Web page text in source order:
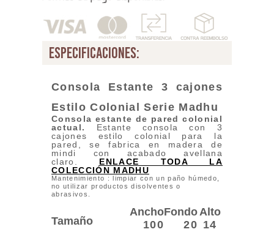
especificaciones:
Consola Estante 3 cajones
Estilo ColonialSerie Madhu
Consola estante de paredcolonial
actual. Estante consola con 3
cajones estilo colonial para la
pared, se fabrica en madera de
mindi con acabado avellana
claro. ENLACE TODA LA
COLECCIÓN MADHU
Mantenimiento : limpiar con un paño húmedo,
no utilizar productos disolventes o
abrasivos.
AnchoFondoAlto
Tamaño 100 20 14